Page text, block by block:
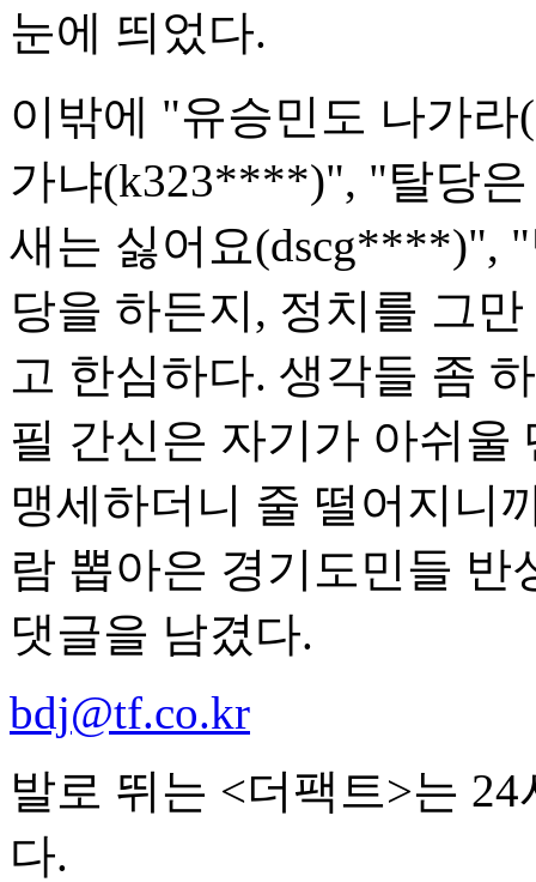
눈에 띄었다.
이밖에 "유승민도 나가
가냐(k323****)", "탈당
새는 싫어요(dscg****)",
당을 하든지, 정치를 그
고 한심하다. 생각들 좀
필 간신은 자기가 아쉬울
맹세하더니 줄 떨어지니
람 뽑아은 경기도민들
댓글을 남겼다.
bdj@tf.co.kr
발로 뛰는 <더팩트>는
다.